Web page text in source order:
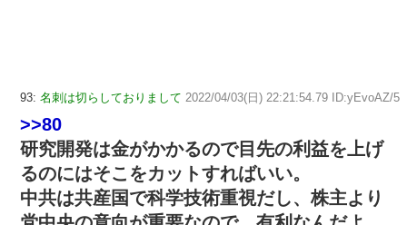
93: 名刺は切らしておりまして 2022/04/03(日) 22:21:54.79 ID:yEvoAZ/5
>>80
研究開発は金がかかるので目先の利益を上げ
るのにはそこをカットすればいい。
中共は共産国で科学技術重視だし、株主より